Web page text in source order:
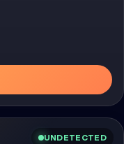
UNDETECTED